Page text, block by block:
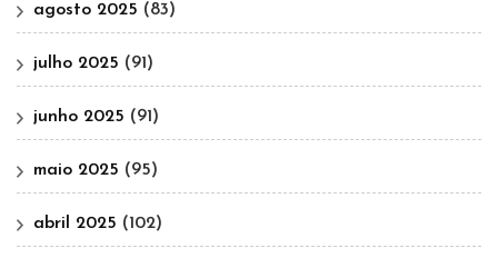
agosto 2025 (83)
julho 2025 (91)
junho 2025 (91)
maio 2025 (95)
abril 2025 (102)